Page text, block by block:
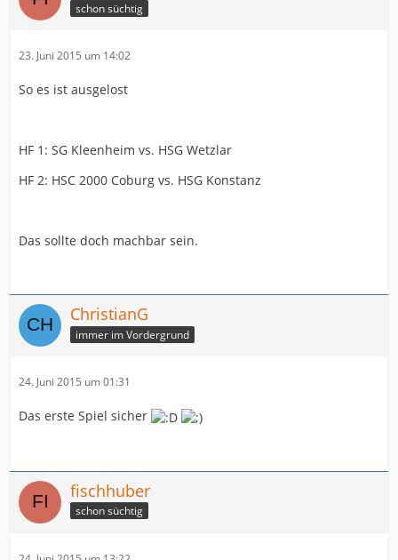
schon süchtig
23. Juni 2015 um 14:02
So es ist ausgelost
HF 1: SG Kleenheim vs. HSG Wetzlar
HF 2: HSC 2000 Coburg vs. HSG Konstanz
Das sollte doch machbar sein.
ChristianG
immer im Vordergrund
24. Juni 2015 um 01:31
Das erste Spiel sicher
fischhuber
schon süchtig